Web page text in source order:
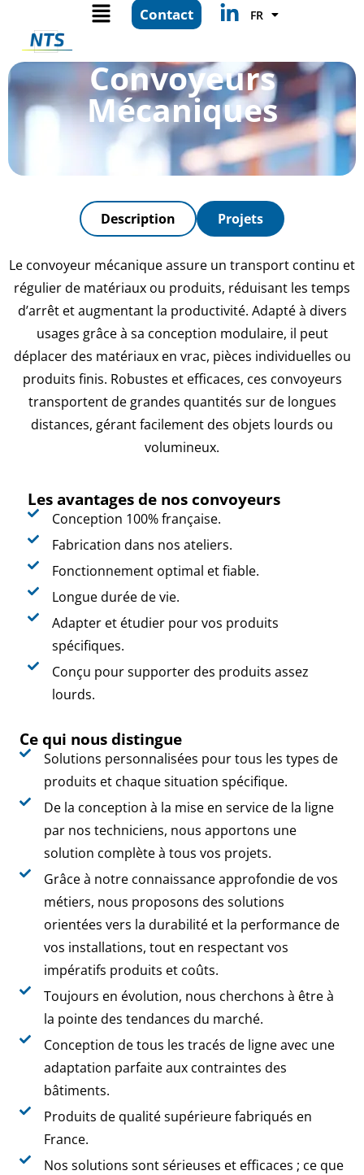
Contact FR
ES
Convoyeurs
Mécaniques
Description Projets
Le convoyeur mécanique assure un transport continu et
régulier de matériaux ou produits, réduisant les temps
d’arrêt et augmentant la productivité. Adapté à divers
usages grâce à sa conception modulaire, il peut
déplacer des matériaux en vrac, pièces individuelles ou
produits finis. Robustes et efficaces, ces convoyeurs
transportent de grandes quantités sur de longues
distances, gérant facilement des objets lourds ou
volumineux.
Les avantages de nos convoyeurs
Conception 100% française.
Fabrication dans nos ateliers.
Fonctionnement optimal et fiable.
Longue durée de vie.
Adapter et étudier pour vos produits
spécifiques.
Conçu pour supporter des produits assez
lourds.
Ce qui nous distingue
Solutions personnalisées pour tous les types de
produits et chaque situation spécifique.
De la conception à la mise en service de la ligne
par nos techniciens, nous apportons une
solution complète à tous vos projets.
Grâce à notre connaissance approfondie de vos
métiers, nous proposons des solutions
orientées vers la durabilité et la performance de
vos installations, tout en respectant vos
impératifs produits et coûts.
Toujours en évolution, nous cherchons à être à
la pointe des tendances du marché.
Conception de tous les tracés de ligne avec une
adaptation parfaite aux contraintes des
bâtiments.
Produits de qualité supérieure fabriqués en
France.
Nos solutions sont sérieuses et efficaces ; ce que